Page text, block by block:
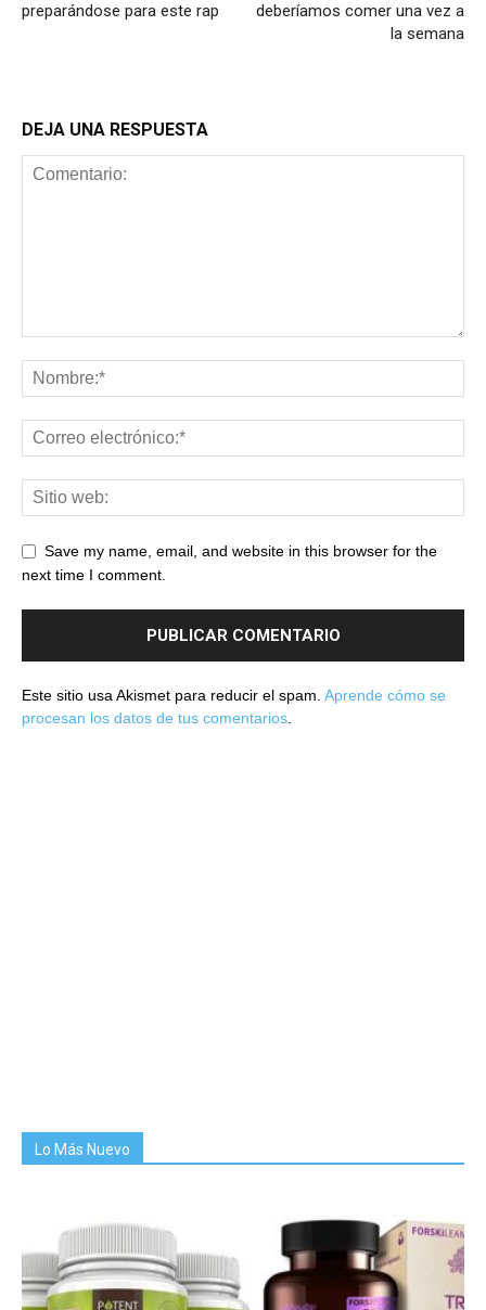
preparándose para este rap
deberíamos comer una vez a
la semana
DEJA UNA RESPUESTA
Save my name, email, and website in this browser for the
next time I comment.
Este sitio usa Akismet para reducir el spam. Aprende cómo se
procesan los datos de tus comentarios
Lo Más Nuevo